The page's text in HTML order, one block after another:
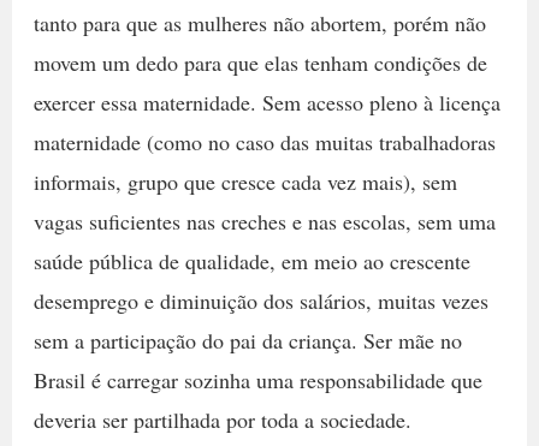
tanto para que as mulheres não abortem, porém não
movem um dedo para que elas tenham condições de
exercer essa maternidade. Sem acesso pleno à licença
maternidade (como no caso das muitas trabalhadoras
informais, grupo que cresce cada vez mais), sem
vagas suficientes nas creches e nas escolas, sem uma
saúde pública de qualidade, em meio ao crescente
desemprego e diminuição dos salários, muitas vezes
sem a participação do pai da criança. Ser mãe no
Brasil é carregar sozinha uma responsabilidade que
deveria ser partilhada por toda a sociedade.